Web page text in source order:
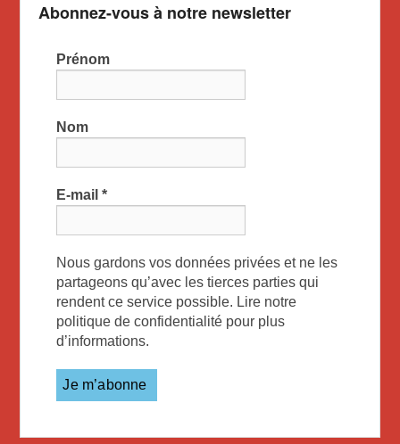
Abonnez-vous à notre newsletter
Prénom
Nom
E-mail*
Nous gardons vos données privées et ne les
partageons qu’avec les tierces parties qui
rendent ce service possible. Lire notre
politique de confidentialité pour plus
d’informations.